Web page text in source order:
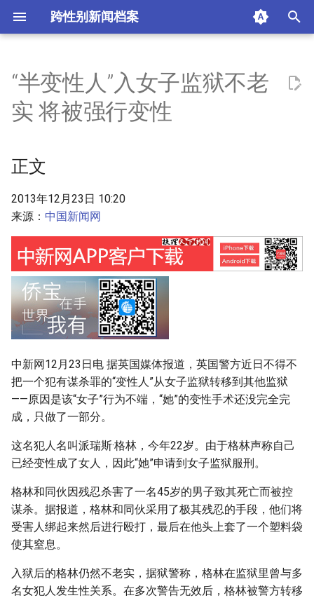
跨性别新闻档案
n
t
a
l
i
i
n
g
e
a
r
c
正文
附加信息 [Processed Page
“半变性人”入女子监狱不老
实 将被强行变性
正文
2013年12月23日 10:20
来源： 中国新闻网
中新网12月23日电 据英国媒体报道，英国警方近日不得不
把一个犯有谋杀罪的“变性人”从女子监狱转移到其他监狱
——原因是该“女子”行为不端，“她”的变性手术还没完全完
成，只做了一部分。
这名犯人名叫派瑞斯·格林，今年22岁。由于格林声称自己
已经变性成了女人，因此“她”申请到女子监狱服刑。
格林和同伙因残忍杀害了一名45岁的男子致其死亡而被控
谋杀。据报道，格林和同伙采用了极其残忍的手段，他们将
受害人绑起来然后进行殴打，最后在他头上套了一个塑料袋
使其窒息。
入狱后的格林仍然不老实，据狱警称，格林在监狱里曾与多
名女犯人发生性关系。在多次警告无效后，格林被警方转移